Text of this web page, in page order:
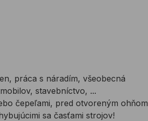
práca s náradím, všeobecná
stavebníctvo, ...
čepeľami, pred otvoreným ohňom
sa časťami strojov!